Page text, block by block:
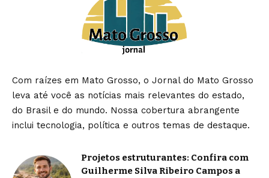
Com raízes em Mato Grosso, o Jornal do Mato Grosso
leva até você as notícias mais relevantes do estado,
do Brasil e do mundo. Nossa cobertura abrangente
inclui tecnologia, política e outros temas de destaque.
Projetos estruturantes: Confira com
Guilherme Silva Ribeiro Campos a